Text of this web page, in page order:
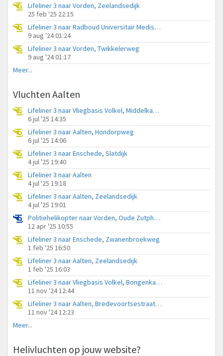
Lifeliner 3 naar Vorden, Zeelandsedijk
25 feb '25 22:15
Lifeliner 3 naar Radboud Universitair Medisch Centrum, Deldensebroekweg
9 aug '24 01:24
Lifeliner 3 naar Vorden, Twikkelerweg
9 aug '24 01:17
Meer...
Vluchten Aalten
Lifeliner 3 naar Vliegbasis Volkel, Middelkampweg
6 jul '25 14:35
Lifeliner 3 naar Aalten, Hondorpweg
6 jul '25 14:06
Lifeliner 3 naar Enschede, Slatdijk
4 jul '25 19:40
Lifeliner 3 naar Aalten
4 jul '25 19:18
Lifeliner 3 naar Aalten, Zeelandsedijk
4 jul '25 19:01
Politiehelikopter naar Vorden, Oude Zutphenseweg
12 apr '25 10:55
Lifeliner 3 naar Enschede, Zwanenbroekweg
1 feb '25 16:50
Lifeliner 3 naar Aalten, Zeelandsedijk
1 feb '25 16:03
Lifeliner 3 naar Vliegbasis Volkel, Bongenkamp
11 nov '24 12:44
Lifeliner 3 naar Aalten, Bredevoortsestraatweg
11 nov '24 12:23
Meer...
Helivluchten op jouw website?